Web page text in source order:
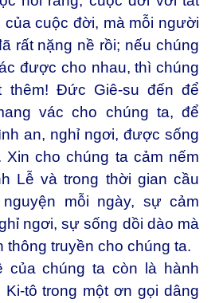
cuộc đời, mà mỗi người
rất nặng nề rồi; nếu chúng
được cho nhau, thì chúng
thêm! Đức Giê-su đến để
vác cho chúng ta, để
an, nghỉ ngơi, được sống
Xin cho chúng ta cảm nếm
Lễ và trong thời gian cầu
mỗi ngày, sự cảm
ngơi, sự sống dồi dào mà
truyền cho chúng ta.
của chúng ta còn là hành
tô trong một ơn gọi dâng